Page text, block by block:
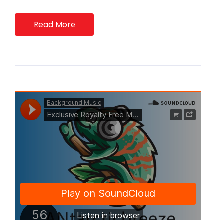
Read More